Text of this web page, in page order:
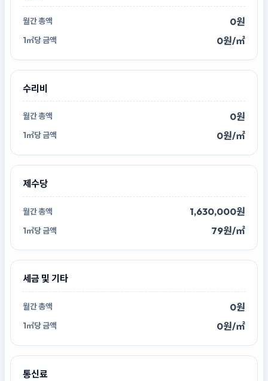
0원
0원/㎡
수리비
0원
0원/㎡
제수당
1,630,000원
79원/㎡
세금 및 기타
0원
0원/㎡
통신료